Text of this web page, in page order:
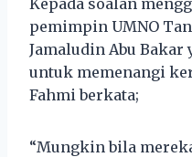
pemimpin UMNO
Jamaludin Abu Bakar
untuk memenangi
Fahmi berkata;
“Mungkin bila